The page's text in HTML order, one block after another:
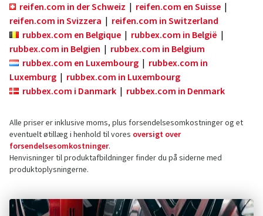
reifen.com in der Schweiz | reifen.com en Suisse |
reifen.com in Svizzera | reifen.com in Switzerland
rubbex.com en Belgique | rubbex.com in België |
rubbex.com in Belgien | rubbex.com in Belgium
rubbex.com en Luxembourg | rubbex.com in
Luxemburg | rubbex.com in Luxembourg
rubbex.com i Danmark | rubbex.com in Denmark
Alle priser er inklusive moms, plus forsendelsesomkostninger og et
eventuelt øtillæg i henhold til vores oversigt over
forsendelsesomkostninger.
Henvisninger til produktafbildninger finder du på siderne med
produktoplysningerne.